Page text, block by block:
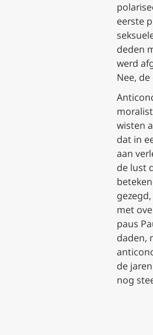
eerste
deden
werd
Nee,
wisten
dat in
aan
de lust
met
paus
daden,
de
nog